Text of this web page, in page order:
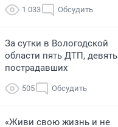
1 033 Обсудить
За сутки в Вологодской
области пять ДТП, девять
пострадавших
505 Обсудить
«Живи свою жизнь и не